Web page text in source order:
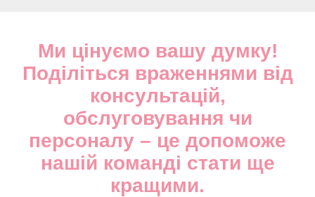
Ми цінуємо вашу думку!
Поділіться враженнями від
консультацій,
обслуговування чи
персоналу – це допоможе
нашій команді стати ще
кращими.